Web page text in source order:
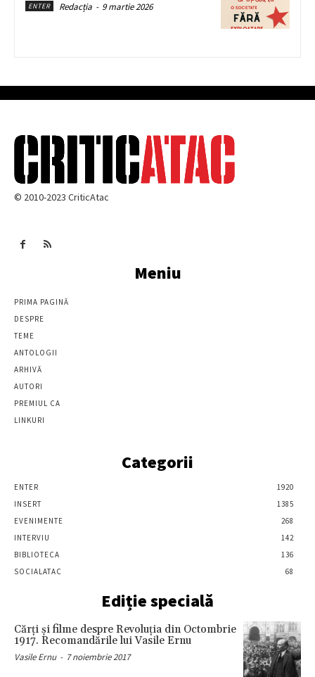
ENTER Redacția - 9 martie 2026
© 2010-2023 CriticAtac
Meniu
PRIMA PAGINĂ
DESPRE
TEME
ANTOLOGII
ARHIVĂ
AUTORI
PREMIUL CA
LINKURI
Categorii
ENTER
1920
INSERT
1385
EVENIMENTE
268
INTERVIU
142
BIBLIOTECA
136
SOCIALATAC
68
Ediție specială
Cărţi şi filme despre Revoluţia din Octombrie
1917. Recomandările lui Vasile Ernu
Vasile Ernu - 7 noiembrie 2017